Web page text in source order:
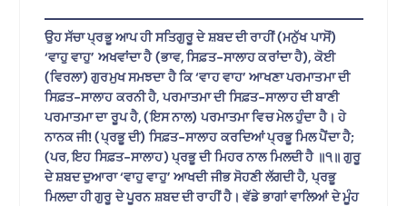
ਉਹ ਸੱਚਾ ਪ੍ਰਭੂ ਆਪ ਹੀ ਸਤਿਗੁਰੂ ਦੇ ਸ਼ਬਦ ਦੀ ਰਾਹੀਂ (ਮਨੁੱਖ ਪਾਸੋਂ)
‘ਵਾਹੁ ਵਾਹੁ’ ਅਖਵਾਂਦਾ ਹੈ (ਭਾਵ, ਸਿਫ਼ਤ-ਸਾਲਾਹ ਕਰਾਂਦਾ ਹੈ), ਕੋਈ
(ਵਿਰਲਾ) ਗੁਰਮੁਖ ਸਮਝਦਾ ਹੈ ਕਿ ‘ਵਾਹ ਵਾਹ’ ਆਖਣਾ ਪਰਮਾਤਮਾ ਦੀ
ਸਿਫ਼ਤ-ਸਾਲਾਹ ਕਰਨੀ ਹੈ, ਪਰਮਾਤਮਾ ਦੀ ਸਿਫ਼ਤ-ਸਾਲਾਹ ਦੀ ਬਾਣੀ
ਪਰਮਾਤਮਾ ਦਾ ਰੂਪ ਹੈ, (ਇਸ ਨਾਲ) ਪਰਮਾਤਮਾ ਵਿਚ ਮੇਲ ਹੁੰਦਾ ਹੈ। ਹੇ
ਨਾਨਕ ਜੀ! (ਪ੍ਰਭੂ ਦੀ) ਸਿਫ਼ਤ-ਸਾਲਾਹ ਕਰਦਿਆਂ ਪ੍ਰਭੂ ਮਿਲ ਪੈਂਦਾ ਹੈ;
(ਪਰ, ਇਹ ਸਿਫ਼ਤ-ਸਾਲਾਹ) ਪ੍ਰਭੂ ਦੀ ਮਿਹਰ ਨਾਲ ਮਿਲਦੀ ਹੈ ॥੧॥ ਗੁਰੂ
ਦੇ ਸ਼ਬਦ ਦੁਆਰਾ ‘ਵਾਹੁ ਵਾਹੁ’ ਆਖਦੀ ਜੀਭ ਸੋਹਣੀ ਲੱਗਦੀ ਹੈ, ਪ੍ਰਭੂ
ਮਿਲਦਾ ਹੀ ਗੁਰੂ ਦੇ ਪੂਰਨ ਸ਼ਬਦ ਦੀ ਰਾਹੀਂ ਹੈ। ਵੱਡੇ ਭਾਗਾਂ ਵਾਲਿਆਂ ਦੇ ਮੂੰਹ